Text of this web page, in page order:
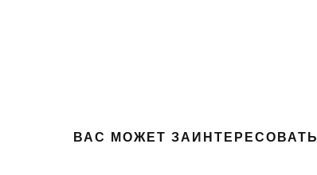
ВАС МОЖЕТ ЗАИНТЕРЕСОВАТЬ